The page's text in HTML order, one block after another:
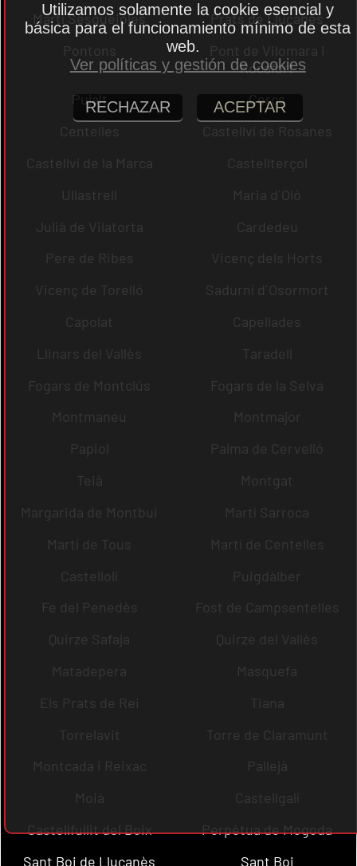
Martí Sesgueioles
Prats de Lluçanès
Pontons
Pont de Vilomara i
Rocafort
Pujalt
Cercs
Centelles
Castellví de Rosanes
Castellví de la Marca
Castellterçol
Ullastrell
Maria d´Oló
Julià de Vilatorta
Cardedeu
Pere de Ribes
Vicenç dels Horts
Vicenç de Torelló
Sadurní d´Osormort
Capolat
Capellades
Llinars del Vallès
Taradell
Fogars de Montclús
Fogars de la Selva
Montmaneu
Montmajor
Papiol
Palma de Cervelló
Teià
Montgat
Margarida de Montbui
Martí Sarroca
Martí de Tous
Martí de Centelles
Castellolí
Puigdàlber
Fe del Penedès
Fost de Campsentelles
Quirze Safaja
Quirze del Vallès
Matadepera
Masquefa
Els Prats de Rei
Tiana
Torrelavit
Torre de Claramunt
Montcada i Reixac
Pallejà
Moià
Castellgalí
Castellfullit del Boix
Perpètua de Mogoda
Sant Boi de Lluçanès
Sant Boi
Utilizamos solamente la cookie esencial y
básica para el funcionamiento mínimo de esta
web.
Ver políticas y gestión de cookies
RECHAZAR ACEPTAR